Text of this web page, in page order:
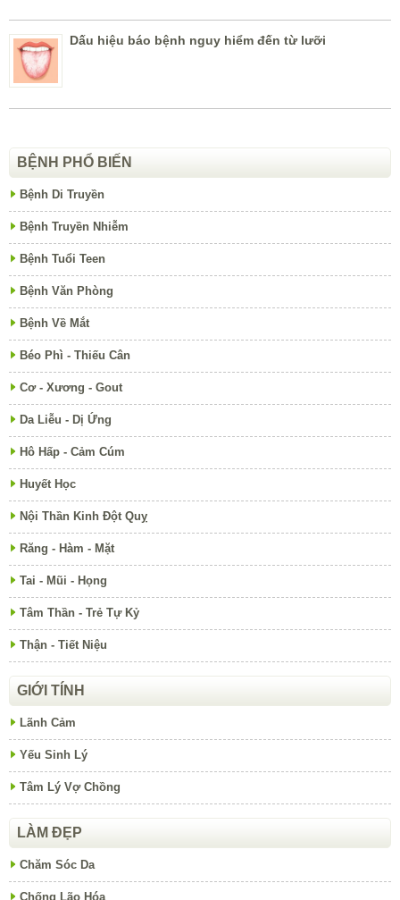
Dấu hiệu báo bệnh nguy hiểm đến từ lưỡi
BỆNH PHỔ BIẾN
Bệnh Di Truyền
Bệnh Truyền Nhiễm
Bệnh Tuổi Teen
Bệnh Văn Phòng
Bệnh Về Mắt
Béo Phì - Thiếu Cân
Cơ - Xương - Gout
Da Liễu - Dị Ứng
Hô Hấp - Cảm Cúm
Huyết Học
Nội Thần Kinh Đột Quỵ
Răng - Hàm - Mặt
Tai - Mũi - Họng
Tâm Thần - Trẻ Tự Kỷ
Thận - Tiết Niệu
GIỚI TÍNH
Lãnh Cảm
Yếu Sinh Lý
Tâm Lý Vợ Chồng
LÀM ĐẸP
Chăm Sóc Da
Chống Lão Hóa